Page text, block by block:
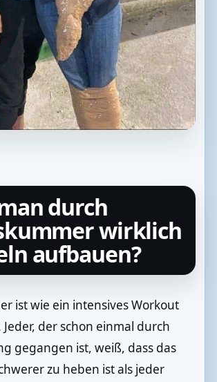
durch
wirklich
aufbauen?
ist wie ein intensives Workout
Jeder, der schon einmal durch
gegangen ist, weiß, dass das
zu heben ist als jeder